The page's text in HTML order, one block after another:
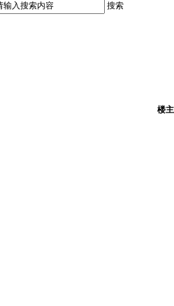
搜索
楼主